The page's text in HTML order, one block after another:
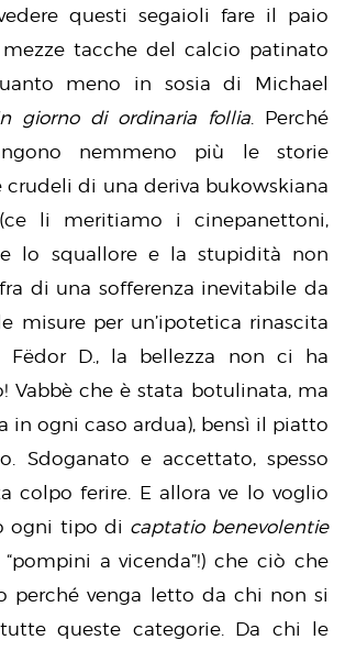
questi segaioli fare il paio
tacche del calcio patinato
meno in sosia di Michael
giorno di ordinaria follia. Perché
nemmeno più le storie
crudeli di una deriva bukowskiana
li meritiamo i cinepanettoni,
lo squallore e la stupidità non
di una sofferenza inevitabile da
misure per un’ipotetica rinascita
Fëdor D., la bellezza non ci ha
Vabbè che è stata botulinata, ma
in ogni caso ardua), bensì il piatto
Sdoganato e accettato, spesso
colpo ferire. E allora ve lo voglio
ogni tipo di captatio benevolentie
a vicenda”!) che ciò che
perché venga letto da chi non si
queste categorie. Da chi le